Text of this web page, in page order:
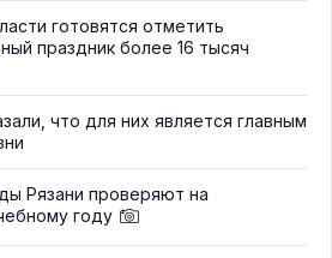
готовятся отметить
праздник более 16 тысяч
что для них является главным
Рязани проверяют на
году